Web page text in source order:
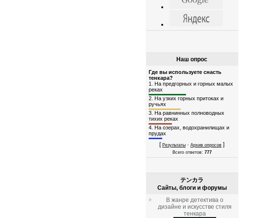
Наш опрос
Где вы используете снасть
тенкара?
1. На предгорных и горных малых
реках
2. На узких горных притоках и
ручьях
3. На равнинных полноводных
тихих реках
4. На озерах, водохранилищах и
прудах
[Результаты ·Архив опросов ]
Всего ответов: 777
テンカラ
Сайты, блоги и форумы
В жанре детектива о
дизайне и искусстве стиля
тенкара